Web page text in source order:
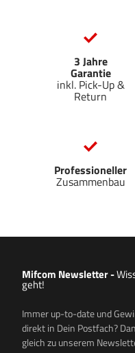
3 Jahre
Garantie
inkl. Pick-Up &
Return
Professioneller
Zusammenbau
Mifcom Newsletter-
geht!
Immer up-to-date und
direkt in Dein Postfach?
gleich zu unserem